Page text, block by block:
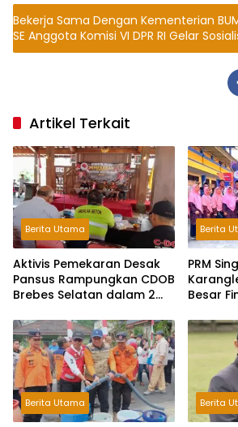
Bekerja Sama Dengan Kementerian
SE Anggota Komisi VI DPR RI Gelar
BUMN Kepada Ummat
Artikel Terkait
Berita Utama
Aktivis Pemekaran Desak
Pansus Rampungkan CDOB
Brebes Selatan dalam 2
Tritura
Berita
PRM
Besar
Berita Utama Berita